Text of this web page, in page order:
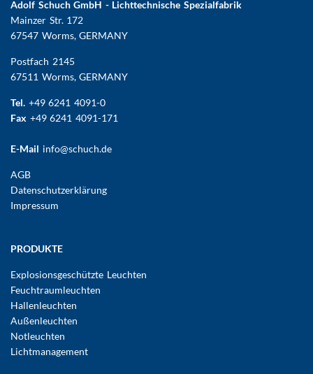
Adolf Schuch GmbH - Lichttechnische Spezialfabrik
Mainzer Str. 172
67547 Worms, GERMANY
Postfach 2145
67511 Worms, GERMANY
Tel. +49 6241 4091-0
Fax +49 6241 4091-171
E-Mail info@schuch.de
FUSSBEREICHSMENÜ
AGB
Datenschutzerklärung
Impressum
Hauptnavigation
PRODUKTE
Explosionsgeschützte Leuchten
Feuchtraumleuchten
Hallenleuchten
Außenleuchten
Notleuchten
Lichtmanagement